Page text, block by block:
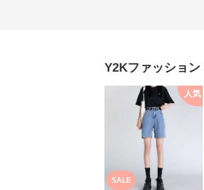
Y2Kファッション
SALE
人気